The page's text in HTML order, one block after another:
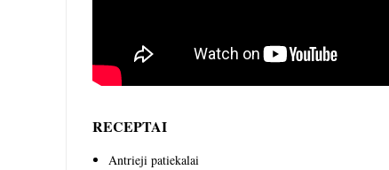
RECEPTAI
Antrieji patiekalai